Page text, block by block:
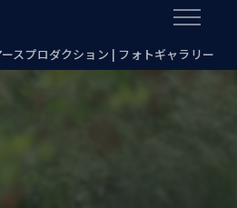
スプロダクション | フォトギャラリー